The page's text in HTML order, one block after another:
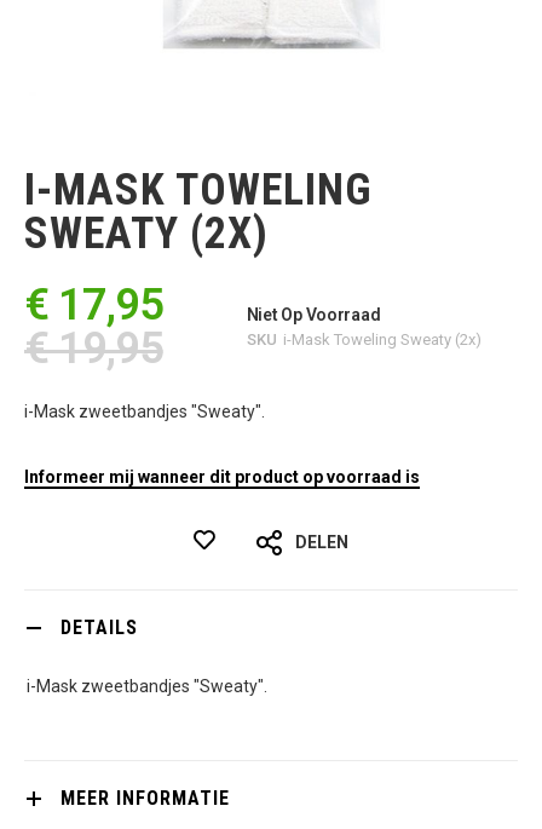
begin
van
de
afbeeldingen-
I-MASK TOWELING
SWEATY (2X)
€ 17,95
€ 19,95
Niet Op Voorraad
SKU i-Mask Toweling Sweaty (2x)
i-Mask zweetbandjes "Sweaty".
Informeer mij wanneer dit product op voorraad is
DELEN
DETAILS
i-Mask zweetbandjes "Sweaty".
MEER INFORMATIE